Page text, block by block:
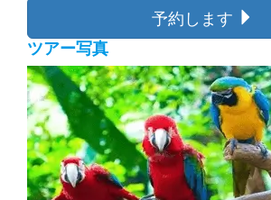
予約します
ツアー写真